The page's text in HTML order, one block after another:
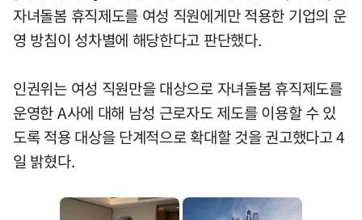
자녀돌봄 휴직제도를 여성 직원에게만 적용한 기업의 운
영 방침이 성차별에 해당한다고 판단했다.
인권위는 여성 직원만을 대상으로 자녀돌봄 휴직제도를
운영한 A사에 대해 남성 근로자도 제도를 이용할 수 있
도록 적용 대상을 단계적으로 확대할 것을 권고했다고 4
일 밝혔다.